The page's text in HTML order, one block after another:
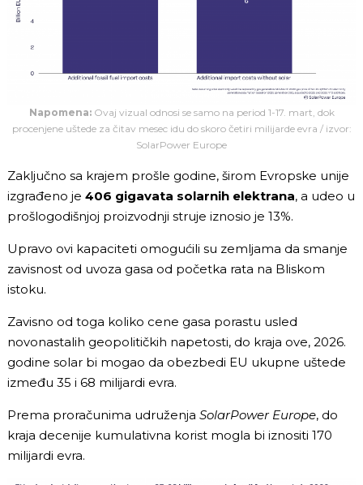
Napomena: Ovaj vizual odnosi se samo na period 1-17. mart, dok
procenjene uštede za čitav mesec idu do skoro četiri milijarde evra / izvor:
SolarPower Europe
Zaključno sa krajem prošle godine, širom Evropske unije
izgrađeno je 406 gigavata solarnih elektrana, a udeo u
prošlogodišnjoj proizvodnji struje iznosio je 13%.
Upravo ovi kapaciteti omogućili su zemljama da smanje
zavisnost od uvoza gasa od početka rata na Bliskom
istoku.
Zavisno od toga koliko cene gasa porastu usled
novonastalih geopolitičkih napetosti, do kraja ove, 2026.
godine solar bi mogao da obezbedi EU ukupne uštede
između 35 i 68 milijardi evra.
Prema proračunima udruženja SolarPower Europe, do
kraja decenije kumulativna korist mogla bi iznositi 170
milijardi evra.